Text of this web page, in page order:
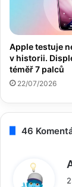
Apple testuje
v historii.
téměř 7 palců
22/07/2026
46